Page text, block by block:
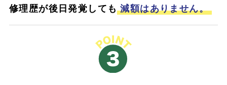
修理歴が後日発覚しても 減額はありません。